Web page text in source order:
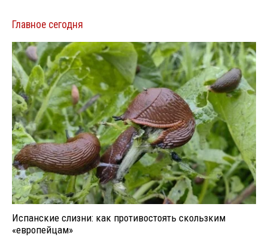
Главное сегодня
Испанские слизни: как противостоять скользким
«европейцам»